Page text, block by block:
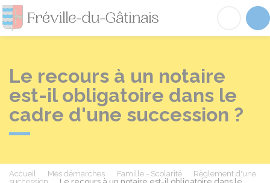
Fréville-du-
Le recours à un notaire
est-il obligatoire dans le
cadre d'une succession ?
Accueil Mes démarches Famille - Scolarité
Règlement d'une